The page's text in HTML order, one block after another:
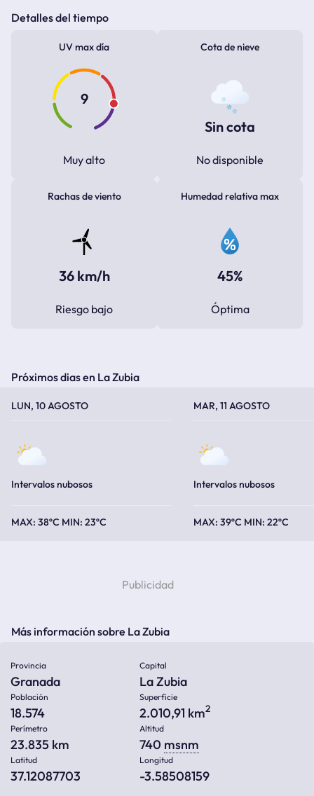
Detalles del tiempo
UV max día
9
Muy alto
Cota de nieve
Sin cota
No disponible
Rachas de viento
36 km/h
Riesgo bajo
Humedad relativa max
45%
Óptima
Próximos dias en La Zubia
LUN, 10 AGOSTO
Intervalos nubosos
38ºC 23ºC
MAR, 11 AGOSTO
Intervalos nubosos
39ºC 22ºC
Más información sobre La Zubia
Provincia
Granada
Capital
La Zubia
Población
18.574
Superficie
2.010,91 km2
Perímetro
23.835 km
Altitud
740 msnm
Latitud
37.12087703
Longitud
-3.58508159